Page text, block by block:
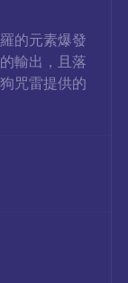
的元素爆發
輸出，且落
咒雷提供的